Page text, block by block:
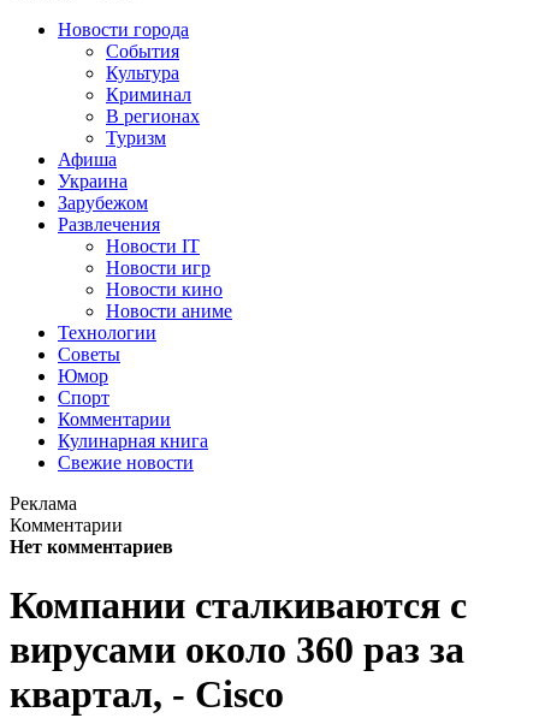
Новости города
События
Культура
Криминал
В регионах
Туризм
Афиша
Украина
Зарубежом
Развлечения
Новости IT
Новости игр
Новости кино
Новости аниме
Технологии
Советы
Юмор
Спорт
Комментарии
Кулинарная книга
Свежие новости
Реклама
Комментарии
Нет комментариев
Компании сталкиваются с
вирусами около 360 раз за
квартал, - Cisco